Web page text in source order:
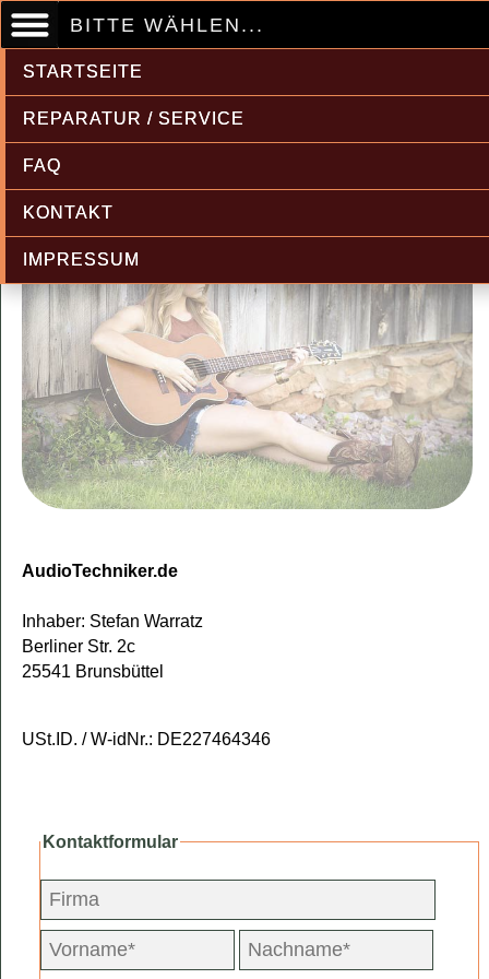
BITTE WÄHLEN...
STARTSEITE
REPARATUR / SERVICE
FAQ
KONTAKT
IMPRESSUM
AudioTechniker.de
Inhaber: Stefan Warratz
Berliner Str. 2c
25541 Brunsbüttel
USt.ID. / W-idNr.: DE227464346
Kontaktformular